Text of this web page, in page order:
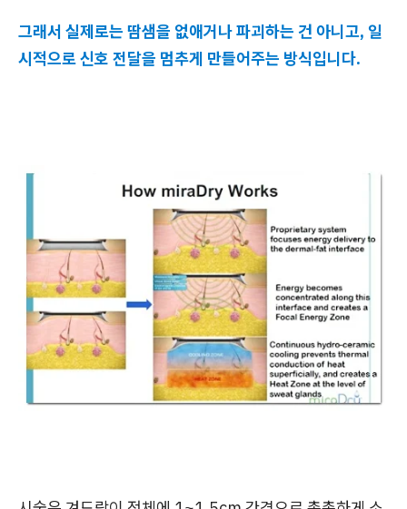
그래서 실제로는 땀샘을 없애거나 파괴하는 건 아니고, 일
시적으로 신호 전달을 멈추게 만들어주는 방식입니다.